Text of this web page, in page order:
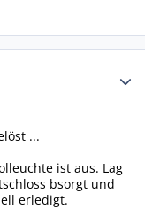
...
ist aus. Lag
bsorgt und
erledigt.